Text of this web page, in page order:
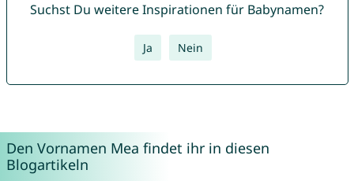
Suchst Du weitere Inspirationen für Babynamen?
Ja Nein
Den Vornamen Mea findet ihr in diesen
Blogartikeln